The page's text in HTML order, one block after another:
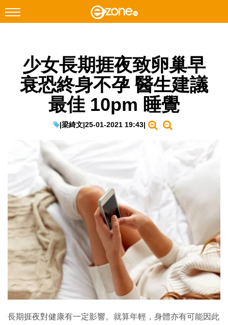
Facebook Instagram
科技焦點
生成式AI與雲端應用
Enterprise Digital Transformation
特集
少女長期捱夜致卵巢早
衰恐終身不孕 醫生建議
最佳 10pm 睡覺
|梁綺文|25-01-2021 19:43|
長期捱夜對健康有一定影響。就算年輕，身體亦有可能因此